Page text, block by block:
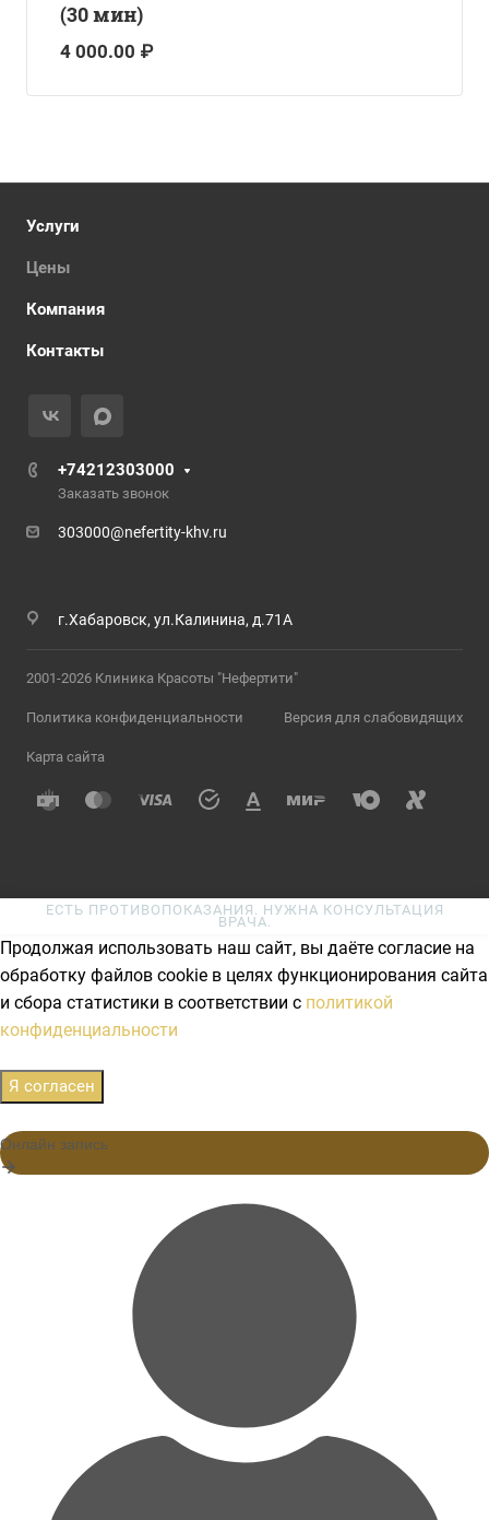
(30 мин)
4 000.00 ₽
Услуги
Цены
Компания
Контакты
+74212303000
Заказать звонок
303000@nefertity-khv.ru
г.Хабаровск, ул.Калинина, д.71А
2001-2026 Клиника Красоты "Нефертити"
Политика конфиденциальности Версия для слабовидящих
Карта сайта
ЕСТЬ ПРОТИВОПОКАЗАНИЯ. НУЖНА КОНСУЛЬТАЦИЯ
ВРАЧА.
Продолжая использовать наш сайт, вы даёте согласие на
обработку файлов cookie в целях функционирования сайта
и сбора статистики в соответствии с политикой
конфиденциальности
Я согласен